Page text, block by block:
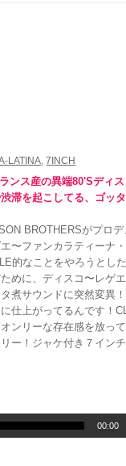
LATINA,7INCH
ンス産の異端80'Sディ
滞を起こしてる、ゴッ
BROTHERSがプロ
〜ファンカラティーナ
的なことをやろうとした
めに、ディスコ〜レゲ
煮サウンドに突然変異
仕上がってるんです！
ンリーな存在感を放っ
ー！ジャケ付き７イン
00:00